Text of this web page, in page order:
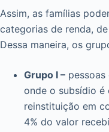
Assim, as famílias
categorias de renda,
Dessa maneira, os
Grupo I –
onde o subsídio é
reinstituição em
4% do valor